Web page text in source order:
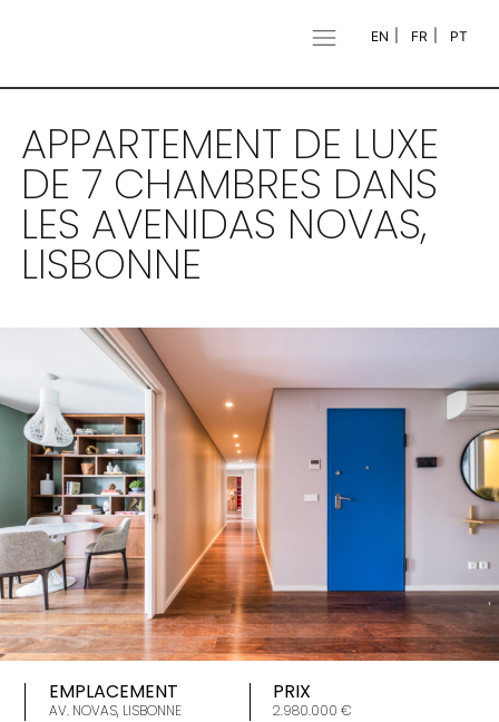
EN FR PT
APPARTEMENT DE LUXE
DE 7 CHAMBRES DANS
LES AVENIDAS NOVAS,
LISBONNE
EMPLACEMENT
AV. NOVAS, LISBONNE
PRIX
2.980.000 €